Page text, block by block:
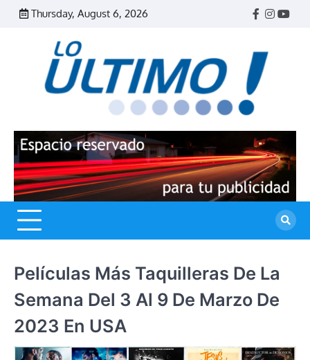
Skip
Thursday, August 6, 2026
Facebook
Películas Más Taquilleras De La
Semana Del 3 Al 9 De Marzo De
2023 En USA